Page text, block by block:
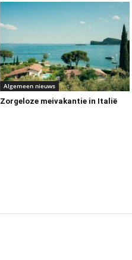
Algemeen nieuws
Zorgeloze meivakantie in Italië